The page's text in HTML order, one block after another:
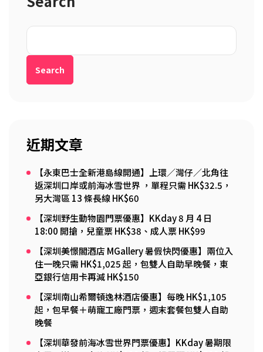
Search
近期文章
【永東巴士全新港島線開通】上環／灣仔／北角往
返深圳口岸或前海冰雪世界 ，單程只需 HK$32.5，
另大灣區 13 條長線 HK$60
【深圳野生動物園門票優惠】KKday 8 月 4 日
18:00 開搶，兒童票 HK$38、成人票 HK$99
【深圳美憬閣酒店 MGallery 暑假快閃優惠】兩位入
住一晚只需 HK$1,025 起，包雙人自助早晚餐，東
亞銀行信用卡再減 HK$150
【深圳南山希爾頓逸林酒店優惠】每晚 HK$1,105
起，包早餐＋萌寵工廠門票，週末套餐包雙人自助
晚餐
【深圳華發前海冰雪世界門票優惠】KKday 暑期限